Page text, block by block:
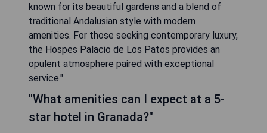
known for its beautiful gardens and a blend of
traditional Andalusian style with modern
amenities. For those seeking contemporary luxury,
the Hospes Palacio de Los Patos provides an
opulent atmosphere paired with exceptional
service."
"What amenities can I expect at a 5-
star hotel in Granada?"